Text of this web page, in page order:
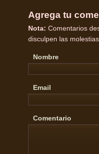
Agrega tu
Nota: Comentarios
disculpen las molestias.
Nombre
Email
Comentario